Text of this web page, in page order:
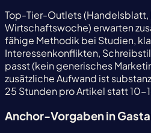
Top-Tier-Outlets (Handelsblatt,
Wirtschaftswoche) erwarten
fähige Methodik bei Studien,
Interessenkonflikten,
passt (kein generisches
zusätzliche Aufwand ist
25 Stunden pro Artikel statt 10-
Anchor-Vorgaben in